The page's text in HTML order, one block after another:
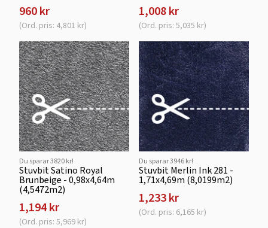
960 kr
(Ord. pris: 4,801 kr)
1,008 kr
(Ord. pris: 5,035 kr)
Du sparar 3820 kr!
Stuvbit Satino Royal
Brunbeige - 0,98x4,64m
(4,5472m2)
1,194 kr
(Ord. pris: 5,969 kr)
Du sparar 3946 kr!
Stuvbit Merlin Ink 281 -
1,71x4,69m (8,0199m2)
1,233 kr
(Ord. pris: 6,165 kr)